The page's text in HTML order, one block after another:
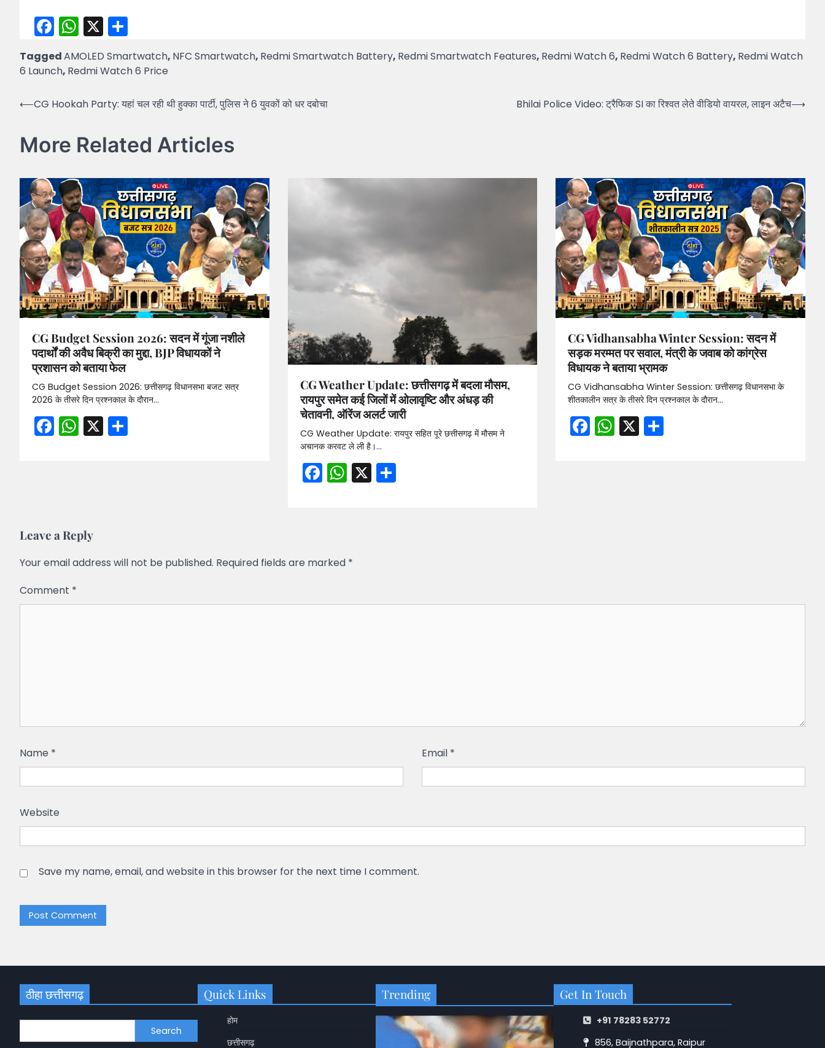
Facebook
WhatsApp
X
TaggedAMOLED Smartwatch, NFC Smartwatch, Redmi Smartwatch Battery, Redmi Smartwatch Features, Redmi Watch 6, Redmi Watch 6 Battery, Redmi Watch
6 Launch, Redmi Watch 6 Price
Post
⟵CG Hookah Party: यहां चल रही थी हुक्का पार्टी, पुलिस ने 6 युवकों को धर दबोचा Bhilai Police Video: ट्रैफिक SI का रिश्वत लेते वीडियो वायरल, लाइन अटैच⟶
More Related Articles
CG Budget Session 2026: सदन में गूंजा नशीले
पदार्थों की अवैध बिक्री का मुद्दा, BJP विधायकों ने
प्रशासन को बताया फेल
CG Budget Session 2026: छत्तीसगढ़ विधानसभा बजट सत्र
2026 के तीसरे दिन प्रश्नकाल के दौरान…
Facebook
WhatsApp
X
CG Weather Update: छत्तीसगढ़ में बदला मौसम,
रायपुर समेत कई जिलों में ओलावृष्टि और अंधड़ की
चेतावनी, ऑरेंज अलर्ट जारी
CG Weather Update: रायपुर सहित पूरे छत्तीसगढ़ में मौसम ने
अचानक करवट ले ली है।…
Facebook
WhatsApp
X Share
CG Vidhansabha Winter Session: सदन में
सड़क मरम्मत पर सवाल, मंत्री के जवाब को कांग्रेस
विधायक ने बताया भ्रामक
CG Vidhansabha Winter Session: छत्तीसगढ़ विधानसभा के
शीतकालीन सत्र के तीसरे दिन प्रश्नकाल के दौरान…
Facebook
WhatsApp
X
Leave a Reply
Your email address will not be published. Required fields are marked *
Comment *
Name * Email *
Website
Save my name, email, and website in this browser for the next time I comment.
ठीहा छत्तीसगढ़
Search
Quick Links
होम
छत्तीसगढ़
Trending Get In Touch
+91 78283 52772
856, Baijnathpara, Raipur